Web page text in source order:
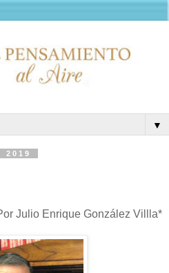
▼
2019
Julio Enrique González Villla*